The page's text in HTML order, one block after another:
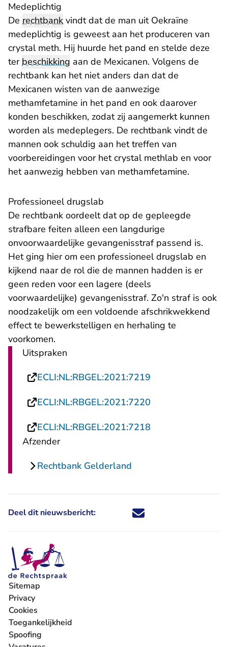
Medeplichtig
De rechtbank vindt dat de man uit Oekraïne
medeplichtig is geweest aan het produceren van
crystal meth. Hij huurde het pand en stelde deze
terbeschikking aan de Mexicanen. Volgens de
rechtbank kan het niet anders dan dat de
Mexicanen wisten van de aanwezige
methamfetamine in het pand en ook daarover
konden beschikken, zodat zij aangemerkt kunnen
worden als medeplegers. De rechtbank vindt de
mannen ook schuldig aan het treffen van
voorbereidingen voor het crystal methlab en voor
het aanwezig hebben van methamfetamine.
Professioneel drugslab
De rechtbank oordeelt dat op de gepleegde
strafbare feiten alleen een langdurige
onvoorwaardelijke gevangenisstraf passend is.
Het ging hier om een professioneel drugslab en
kijkend naar de rol die de mannen hadden is er
geen reden voor een lagere (deels
voorwaardelijke) gevangenisstraf. Zo'n straf is ook
noodzakelijk om een voldoende afschrikwekkend
effect te bewerkstelligen en herhaling te
voorkomen.
Uitspraken
ECLI:NL:RBGEL:2021:7219
ECLI:NL:RBGEL:2021:7220
ECLI:NL:RBGEL:2021:7218
Afzender
Rechtbank Gelderland
Deel dit nieuwsbericht: Deel dit nieuwsbericht via X -
Deel dit nieuwsbericht via
Deel dit nieuwsbericht
Deel dit
Sitemap
Privacy
Cookies
Toegankelijkheid
Spoofing